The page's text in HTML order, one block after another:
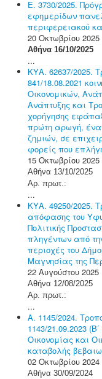
Ε. 3730/2025.
εφημερίδων
περιφερειακού
20 Οκτωβρίου 2025
Αθήνα 16/10/2025
...
ΚΥΑ. 62637/2025.
841/18.08.2021
Οικονομικών,
Ανάπτυξης και
χορήγησης
πρώτη αρωγή,
ζημιών, σε
φορείς που
15 Οκτωβρίου 2025
Αθήνα 13/10/2025
Αρ. πρωτ.:
...
ΚΥΑ. 49250/2025.
απόφασης του
Πολιτικής
πληγέντων από
περιοχές του
Μαγνησίας της
22 Αυγούστου 2025
Αθήνα 12/08/2025
Αρ. πρωτ.:
...
Α. 1145/2024.
1143/21.09.2023
Οικονομίας και
καταβολής
02 Οκτωβρίου 2024
Αθήνα 30/09/2024